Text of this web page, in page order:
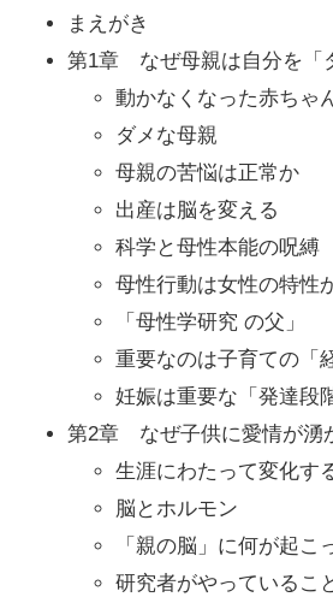
まえがき
第1章 なぜ母親は自分を「
動かなくなった赤ちゃ
ダメな母親
母親の苦悩は正常か
出産は脳を変える
科学と母性本能の呪縛
母性行動は女性の特性
「母性学研究 の父」
重要なのは子育ての「
妊娠は重要な「発達段
第2章 なぜ子供に愛情が湧
生涯にわたって変化す
脳とホルモン
「親の脳」に何が起こ
研究者がやっているこ